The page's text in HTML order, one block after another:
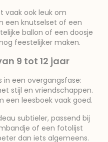
vaak ook leuk om
een knutselset of een
ballon of een doosje
feestelijker maken.
9 tot 12 jaar
in een overgangsfase:
stijl en vriendschappen.
een leesboek vaak goed.
subtieler, passend bij
of een fotolijst
dan iets algemeens.